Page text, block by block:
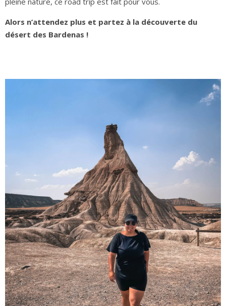
Alors n’attendez plus et partez à la découverte du
désert des Bardenas !